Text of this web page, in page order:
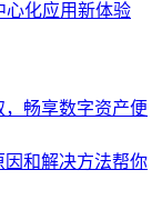
心化应用新体验
，畅享数字资产便
和解决方法帮你